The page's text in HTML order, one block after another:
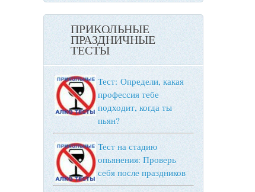
ПРИКОЛЬНЫЕ
ПРАЗДНИЧНЫЕ
ТЕСТЫ
Тест: Определи, какая
профессия тебе
подходит, когда ты
пьян?
Тест на стадию
опьянения: Проверь
себя после праздников